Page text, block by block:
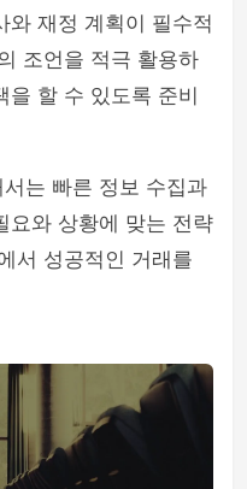
와 재정 계획이 필수적
조언을 적극 활용하
을 할 수 있도록 준비
는 빠른 정보 수집과
요와 상황에 맞는 전략
서 성공적인 거래를